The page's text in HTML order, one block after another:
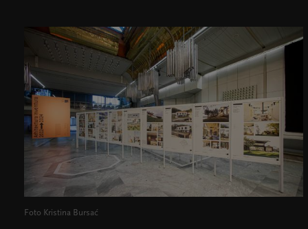
Foto Kristina Bursać